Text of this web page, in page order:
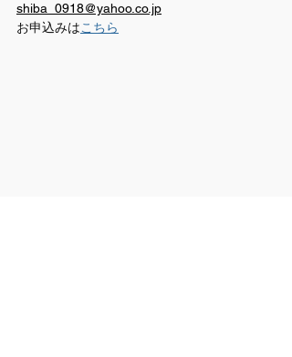
shiba_0918@yahoo.co.jp
お申込みはこちら